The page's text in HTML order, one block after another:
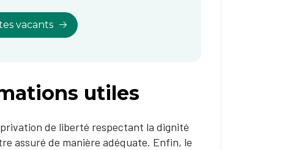
vacants
utiles
de liberté respectant la dignité
assuré de manière adéquate. Enfin, le